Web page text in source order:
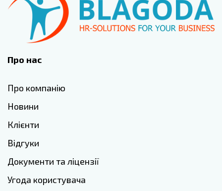
Про нас
Про компанію
Новини
Клієнти
Відгуки
Документи та ліцензії
Угода користувача